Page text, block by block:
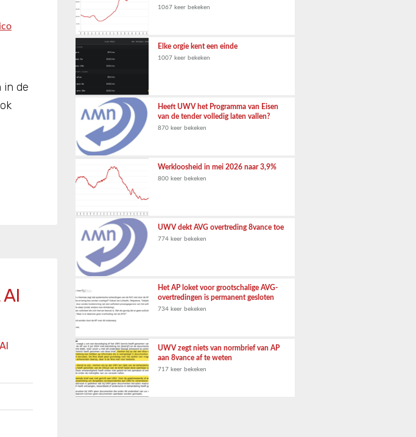
in de
AI
1067 keer bekeken
Elke orgie kent een einde
1007 keer bekeken
Heeft UWV het Programma van Eisen
van de tender volledig laten vallen?
870 keer bekeken
Werkloosheid in mei 2026 naar 3,9%
800 keer bekeken
UWV dekt AVG overtreding 8vance toe
774 keer bekeken
Het AP loket voor grootschalige AVG-
overtredingen is permanent gesloten
734 keer bekeken
UWV zegt niets van normbrief van AP
aan 8vance af te weten
717 keer bekeken